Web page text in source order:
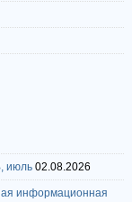
июль 02.08.2026
информационная